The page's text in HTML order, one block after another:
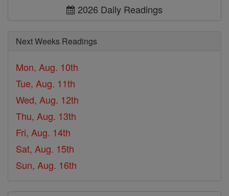
2026 Daily Readings
Next Weeks Readings
Mon, Aug. 10th
Tue, Aug. 11th
Wed, Aug. 12th
Thu, Aug. 13th
Fri, Aug. 14th
Sat, Aug. 15th
Sun, Aug. 16th